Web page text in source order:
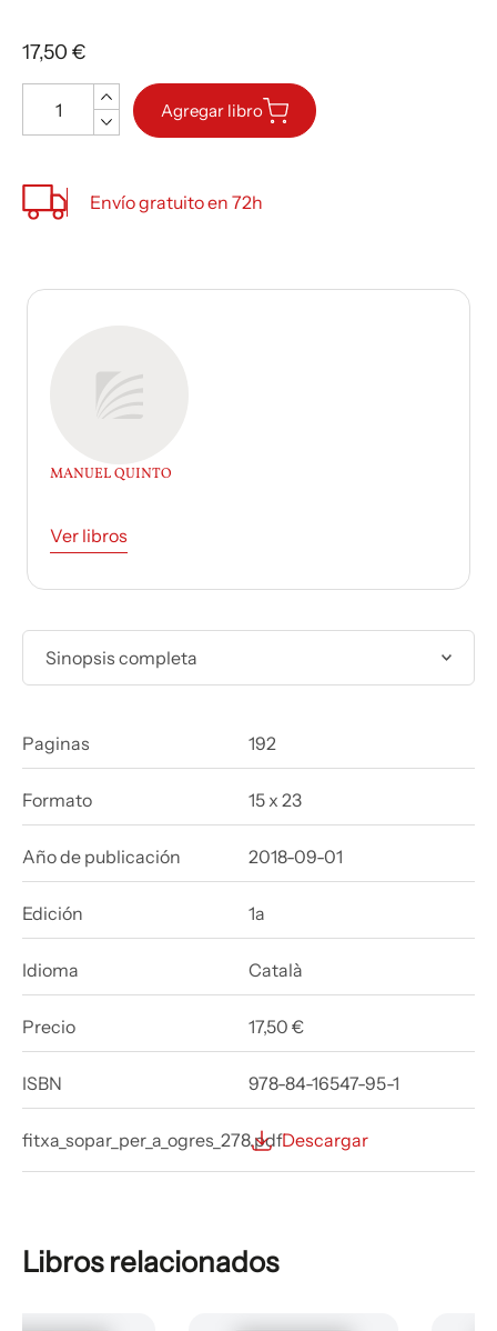
17,50 €
Agregar libro
Envío gratuito en 72h
MANUEL QUINTO
Ver libros
Sinopsis completa
Paginas 192
Formato 15 x 23
Año de publicación 2018-09-01
Edición 1a
Idioma Català
Precio 17,50 €
ISBN 978-84-16547-95-1
fitxa_sopar_per_a_ogres_278.pdfDescargar
Libros relacionados